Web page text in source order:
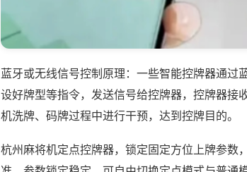
蓝牙或无线信号控制原理：一些智能控牌器通过
设好牌型等指令，发送信号给控牌器，控牌器接
机洗牌、码牌过程中进行干预，达到控牌目的。
杭州麻将机定点控牌器，锁定固定方位上牌参数